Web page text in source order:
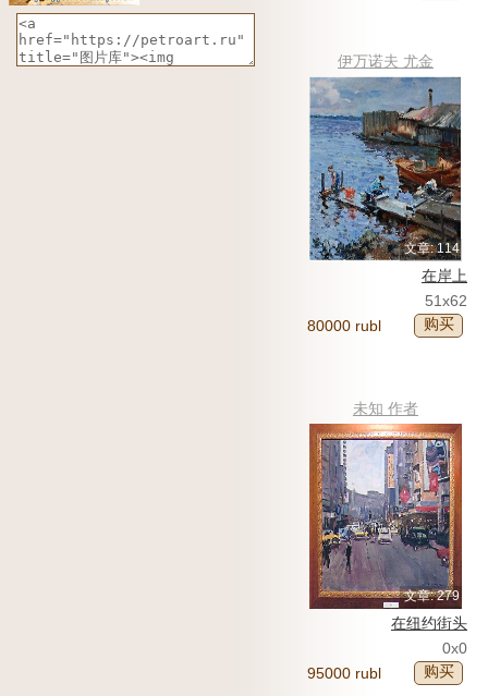
伊万诺夫 尤金
文章: 114
在岸上
51x62
80000 rubl
购买
未知 作者
文章: 279
在纽约街头
0x0
95000 rubl
购买